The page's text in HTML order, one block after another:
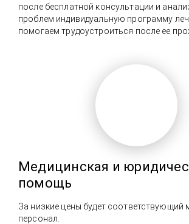
Отзыв о лечении
состояния, нормализации
восстановлении энергии
после бесплатной консультации и
проблем индивидуальную программу
помогаем трудоустроиться после ее
Медицинская и
помощь
За низкие цены будет соответствующий
персонал.